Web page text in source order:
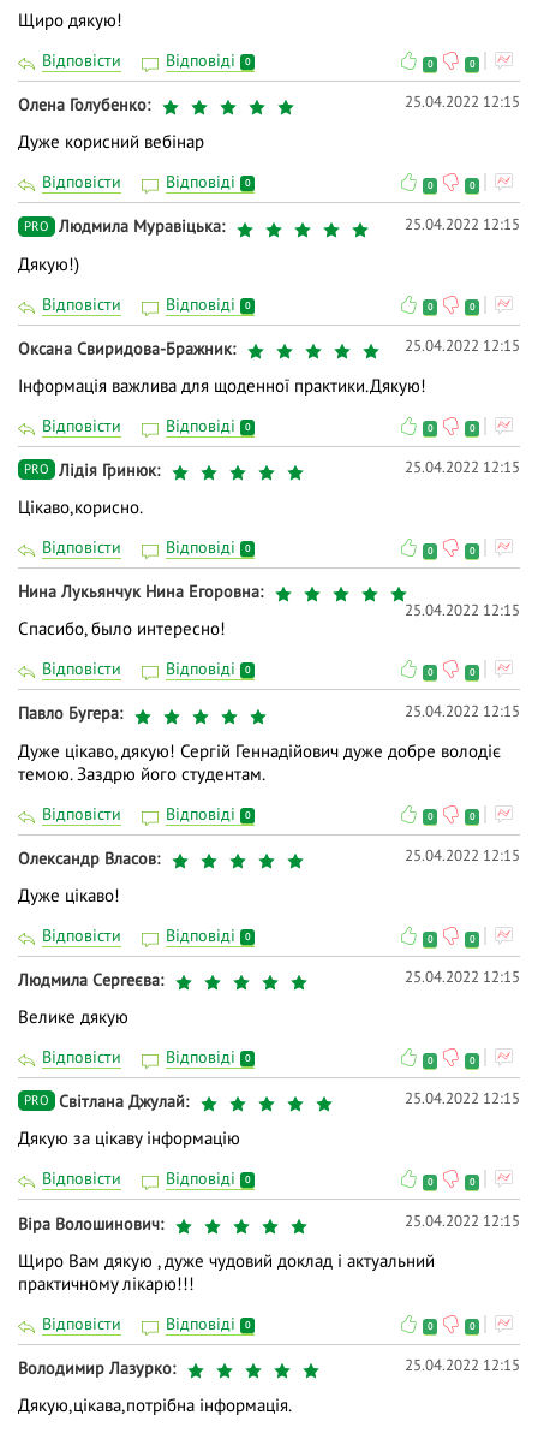
Щиро дякую!
Відповісти Відповіді 0 0 0
Олена Голубенко 25.04.2022 12:15
Дуже корисний вебінар
Відповісти Відповіді 0 0 0
PRO Людмила Муравіцька 25.04.2022 12:15
Дякую!)
Відповісти Відповіді 0 0 0
Оксана Свиридова-Бражник 25.04.2022 12:15
Інформація важлива для щоденної практики.Дякую!
Відповісти Відповіді 0 0 0
PRO Лідія Гринюк 25.04.2022 12:15
Цікаво,корисно.
Відповісти Відповіді 0 0 0
Нина Лукьянчук Нина Егоровна
25.04.2022 12:15
Спасибо, было интересно!
Відповісти Відповіді 0 0 0
Павло Бугера 25.04.2022 12:15
Дуже цікаво, дякую! Сергій Геннадійович дуже добре володіє
темою. Заздрю його студентам.
Відповісти Відповіді 0 0 0
Олександр Власов 25.04.2022 12:15
Дуже цікаво!
Відповісти Відповіді 0 0 0
Людмила Сергеєва 25.04.2022 12:15
Велике дякую
Відповісти Відповіді 0 0 0
PRO Світлана Джулай 25.04.2022 12:15
Дякую за цікаву інформацію
Відповісти Відповіді 0 0 0
Віра Волошинович 25.04.2022 12:15
Щиро Вам дякую , дуже чудовий доклад і актуальний
практичному лікарю!!!
Відповісти Відповіді 0 0 0
Володимир Лазурко 25.04.2022 12:15
Дякую,цікава,потрібна інформація.